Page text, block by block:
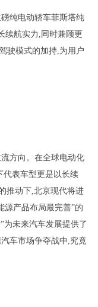
纯电动轿车菲斯塔纯
续航实力,同时兼顾更
驶模式的加持,为用户
方向。在全球电动化
代表车型更是以长续
推动下,北京现代将进
源产品布局最完善”的
为未来汽车发展提供了
车市场争夺战中,究竟